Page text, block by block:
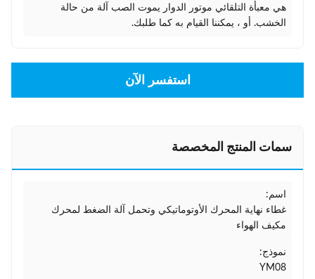
هي معبأة التلقائي موتور الدوار يموت الصب آلة من حالة
الخشب. أو ، يمكننا القيام به كما طلبك.
استفسر الآن
سمات المنتج المخصصة
اسم:
غطاء نهاية المحرك الأوتوماتيكي وتحمل آلة الضغط لمحرك
مكيف الهواء
نموذج:
YM08